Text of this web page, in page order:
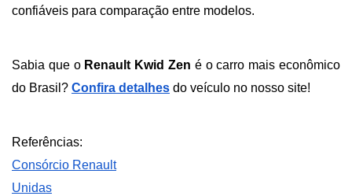
confiáveis para comparação entre modelos.
Sabia que o Renault Kwid Zen é o carro mais econômico
do Brasil? Confira detalhes do veículo no nosso site!
Referências:
Consórcio Renault
Unidas